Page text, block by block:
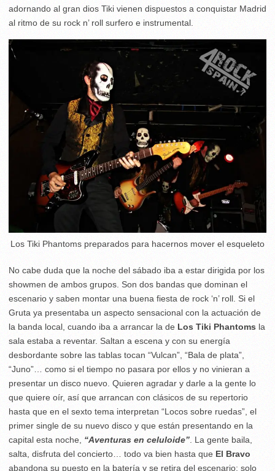
adornando al gran dios Tiki vienen dispuestos a conquistar Madrid
al ritmo de su rock n’ roll surfero e instrumental.
Los Tiki Phantoms preparados para hacernos mover el esqueleto
No cabe duda que la noche del sábado iba a estar dirigida por los
showmen de ambos grupos. Son dos bandas que dominan el
escenario y saben montar una buena fiesta de rock ‘n’ roll. Si el
Gruta ya presentaba un aspecto sensacional con la actuación de
la banda local, cuando iba a arrancar la de Los Tiki Phantoms la
sala estaba a reventar. Saltan a escena y con su energía
desbordante sobre las tablas tocan “Vulcan”, “Bala de plata”,
“Juno”… como si el tiempo no pasara por ellos y no vinieran a
presentar un disco nuevo. Quieren agradar y darle a la gente lo
que quiere oír, así que arrancan con clásicos de su repertorio
hasta que en el sexto tema interpretan “Locos sobre ruedas”, el
primer single de su nuevo disco y que están presentando en la
capital esta noche, “Aventuras en celuloide” . La gente baila,
salta, disfruta del concierto… todo va bien hasta que El Bravo
abandona su puesto en la batería y se retira del escenario; solo